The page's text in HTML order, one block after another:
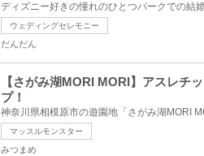
ウェディングセレモニー
だんだん
【さがみ湖MORI MORI】アスレチ
プ！
マッスルモンスター
みつまめ